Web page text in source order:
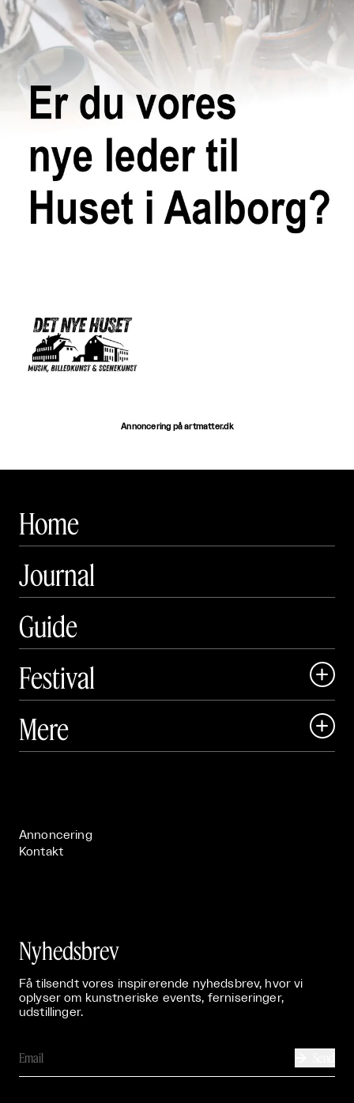
Annoncering på artmatter.dk
Home
Journal
Guide
Festival

 Art Matter Festival
Mere 
Annoncering
Kontakt
Nyhedsbrev
Få tilsendt vores inspirerende nyhedsbrev, hvor vi
oplyser om kunstneriske events, ferniseringer,
udstillinger.